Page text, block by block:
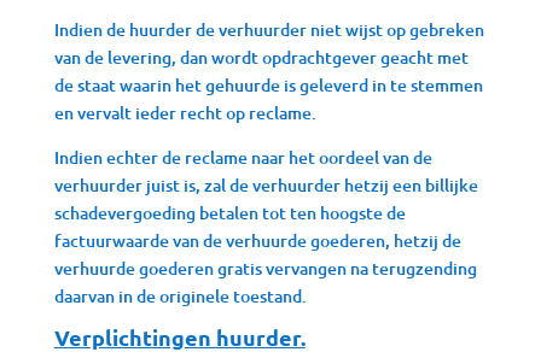
Indien de huurder de verhuurder niet wijst op gebreken
van de levering, dan wordt opdrachtgever geacht met
de staat waarin het gehuurde is geleverd in te stemmen
en vervalt ieder recht op reclame.
Indien echter de reclame naar het oordeel van de
verhuurder juist is, zal de verhuurder hetzij een billijke
schadevergoeding betalen tot ten hoogste de
factuurwaarde van de verhuurde goederen, hetzij de
verhuurde goederen gratis vervangen na terugzending
daarvan in de originele toestand.
Verplichtingen huurder.